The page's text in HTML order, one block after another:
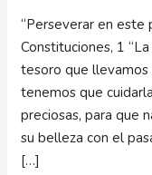
“Perseverar en este
Constituciones, 1
tesoro que llevamos
tenemos que
preciosas, para que
su belleza con el
[…]